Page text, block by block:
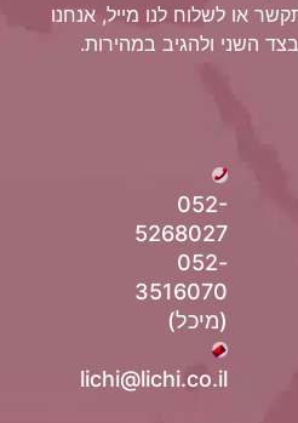
או לשלוח לנו מייל, אנחנו
השני ולהגיב במהירות.
052-
5268027
052-
3516070
(מיכל)
lichi@lichi.co.il